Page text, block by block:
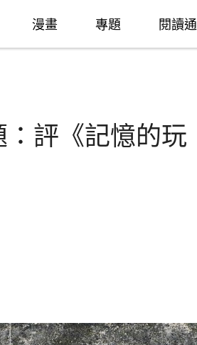
漫畫 專題 閱讀通
評《記憶的玩